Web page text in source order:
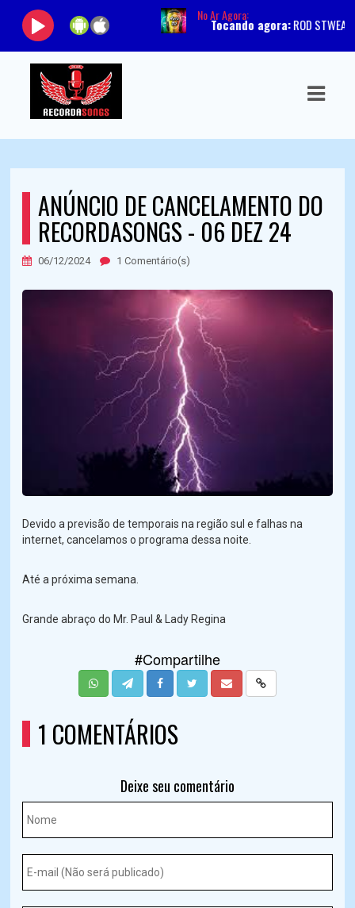
No Ar Agora:
Tocando agora:ROD STWEART
ANÚNCIO DE CANCELAMENTO DO
RECORDASONGS - 06 DEZ 24
06/12/2024 1 Comentário(s)
Devido a previsão de temporais na região sul e falhas na
internet, cancelamos o programa dessa noite.
Até a próxima semana.
Grande abraço do Mr. Paul & Lady Regina
#Compartilhe
1 COMENTÁRIOS
Deixe seu comentário